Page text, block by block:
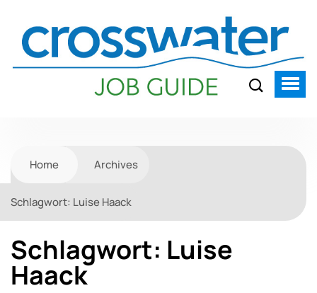
Home Archives
Schlagwort: Luise Haack
Schlagwort: Luise
Haack